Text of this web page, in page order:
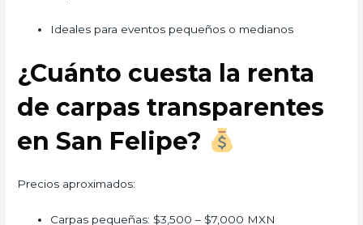
Ideales para eventos pequeños o medianos
¿Cuánto cuesta la renta
de carpas transparentes
en San Felipe?
Precios aproximados:
Carpas pequeñas: $3,500 – $7,000 MXN